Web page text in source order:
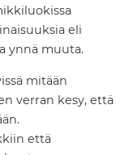
eli
ynnä muuta.
mitään
verran kesy, että
että